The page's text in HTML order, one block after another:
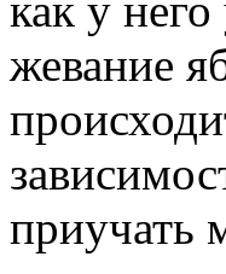
как у
жевание
приучать